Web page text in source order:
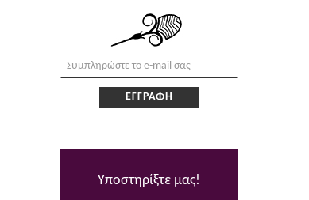
Υποστηρίξτε μας!